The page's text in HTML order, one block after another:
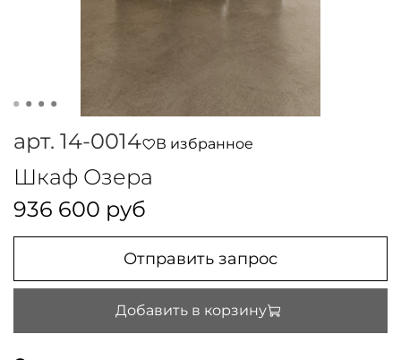
арт. 14-0014 В избранное
Шкаф Озера
936 600 руб
Отправить запрос
Добавить в корзину